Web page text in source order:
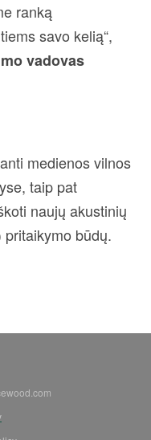
ranką
savo kelią“,
vadovas
medienos vilnos
taip pat
naujų akustinių
būdų.